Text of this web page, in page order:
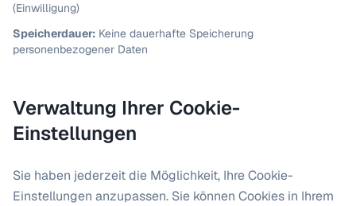
(Einwilligung)
Speicherdauer: Keine dauerhafte Speicherung
personenbezogener Daten
Verwaltung Ihrer Cookie-
Einstellungen
Sie haben jederzeit die Möglichkeit, Ihre Cookie-
Einstellungen anzupassen. Sie können Cookies in Ihrem